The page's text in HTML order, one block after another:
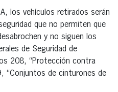
los vehículos retirados serán
que no permiten que
y no siguen los
de Seguridad de
208, “Protección contra
“Conjuntos de cinturones de